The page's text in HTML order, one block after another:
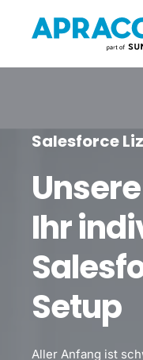
Salesforce
Ihr
Setup
Aller Anfang ist